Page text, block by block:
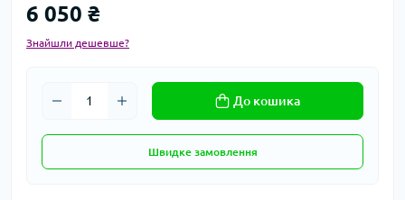
6 050 ₴
Знайшли дешевше?
До кошика
Швидке замовлення